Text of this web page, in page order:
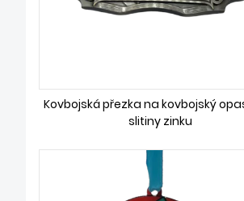
Kovbojská přezka na kovbojský
slitiny zinku